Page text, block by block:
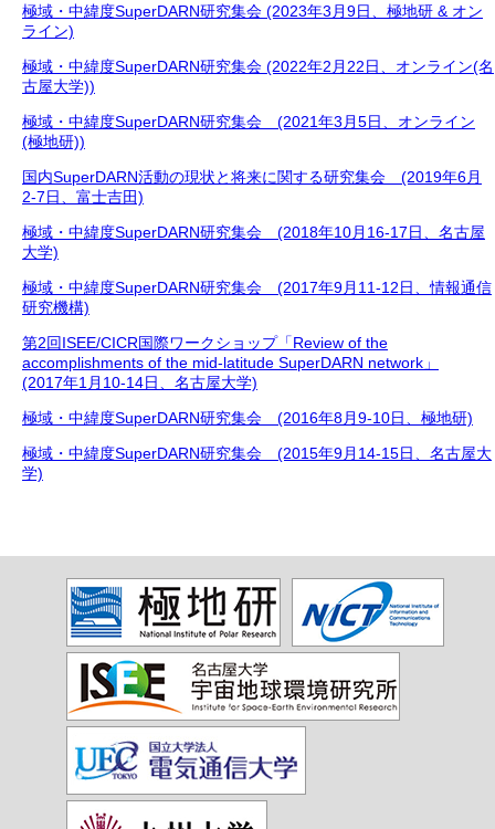
極域・中緯度SuperDARN研究集会 (2023年3月9日、極地研 & オン
ライン)
極域・中緯度SuperDARN研究集会 (2022年2月22日、オンライン(名
古屋大学))
極域・中緯度SuperDARN研究集会 (2021年3月5日、オンライン
(極地研))
国内SuperDARN活動の現状と将来に関する研究集会 (2019年6月
2-7日、富士吉田)
極域・中緯度SuperDARN研究集会 (2018年10月16-17日、名古屋
大学)
極域・中緯度SuperDARN研究集会 (2017年9月11-12日、情報通信
研究機構)
第2回ISEE/CICR国際ワークショップ「Review of the
accomplishments of the mid-latitude SuperDARN network」
(2017年1月10-14日、名古屋大学)
極域・中緯度SuperDARN研究集会 (2016年8月9-10日、極地研)
極域・中緯度SuperDARN研究集会 (2015年9月14-15日、名古屋大
学)